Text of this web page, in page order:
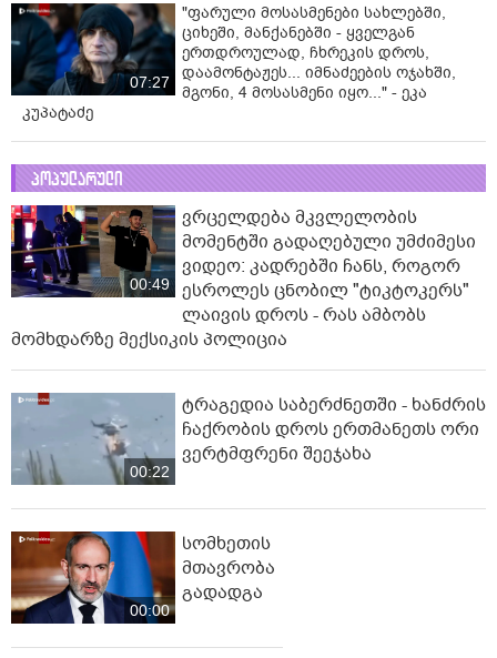
07:27
"ფარული მოსასმენები სახლებში,
ციხეში, მანქანებში - ყველგან
ერთდროულად, ჩხრეკის დროს,
დაამონტაჟეს... იმნაძეების ოჯახში,
მგონი, 4 მოსასმენი იყო..." - ეკა
კუპატაძე
პოპულარული
00:49
ვრცელდება მკვლელობის
მომენტში გადაღებული უმძიმესი
ვიდეო: კადრებში ჩანს, როგორ
ესროლეს ცნობილ "ტიკტოკერს"
ლაივის დროს - რას ამბობს
მომხდარზე მექსიკის პოლიცია
00:22
ტრაგედია საბერძნეთში - ხანძრის
ჩაქრობის დროს ერთმანეთს ორი
ვერტმფრენი შეეჯახა
00:00
სომხეთის
მთავრობა
გადადგა